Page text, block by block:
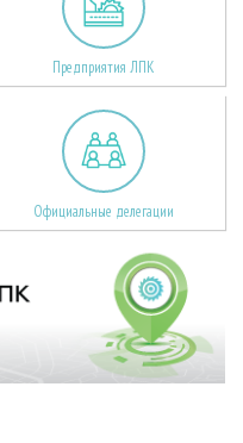
Предприятия ЛПК
Официальные делегации